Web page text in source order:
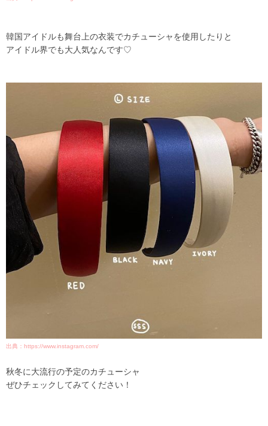
韓国アイドルも舞台上の衣装でカチューシャを使用したりと
アイドル界でも大人気なんです♡
出典：https://www.instagram.com/
秋冬に大流行の予定のカチューシャ
ぜひチェックしてみてください！